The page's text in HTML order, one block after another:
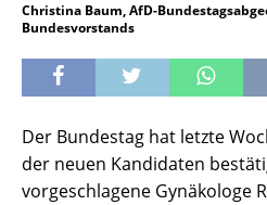
Christina Baum, AfD-
Bundesvorstands
Der Bundestag hat letzte
der neuen Kandidaten
vorgeschlagene Gynäkologe